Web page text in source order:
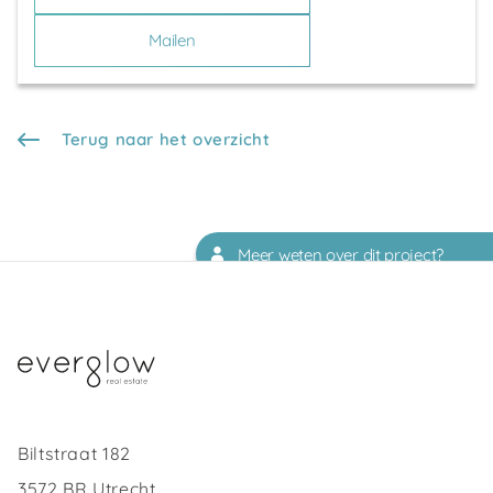
Mailen
Terug naar het overzicht
Biltstraat 182
Meer weten over dit project?